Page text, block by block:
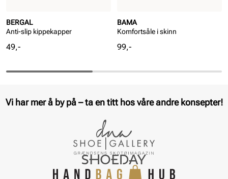
BERGAL
Anti-slip kippekapper
Pris
49,-
BAMA
Komfortsåle i skinn
Pris
99,-
Vi har mer å by på – ta en titt hos våre andre konsepter!